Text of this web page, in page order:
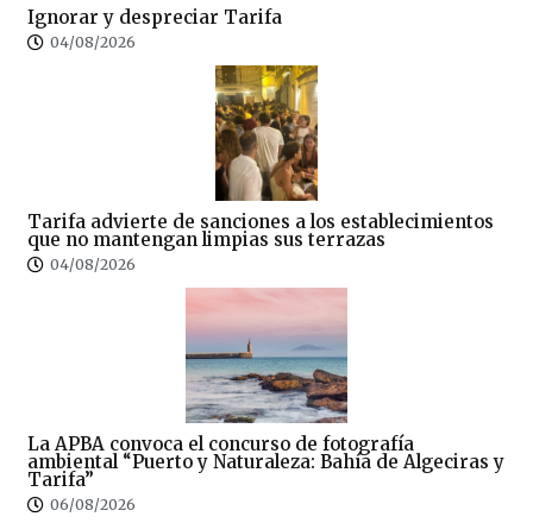
Ignorar y despreciar Tarifa
04/08/2026
Tarifa advierte de sanciones a los establecimientos
que no mantengan limpias sus terrazas
04/08/2026
La APBA convoca el concurso de fotografía
ambiental “Puerto y Naturaleza: Bahía de Algeciras y
Tarifa”
06/08/2026